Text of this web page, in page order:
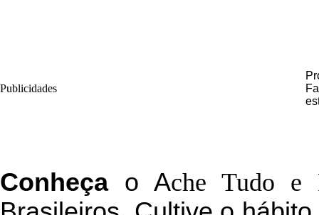
Publicidades
Conheçao Ache Tudo e